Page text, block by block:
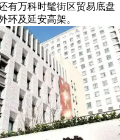
有万科时髦街区贸易底盘
环及延安高架。